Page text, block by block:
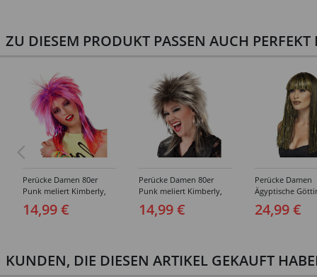
ZU DIESEM PRODUKT PASSEN AUCH PERFEKT
Perücke Damen 80er
Punk meliert Kimberly,
rosa-lila
14,99 €
Perücke Damen 80er
Punk meliert Kimberly,
braun-blond
14,99 €
Perücke Damen
Ägyptische
schwarz-gold
24,99 €
KUNDEN, DIE DIESEN ARTIKEL GEKAUFT